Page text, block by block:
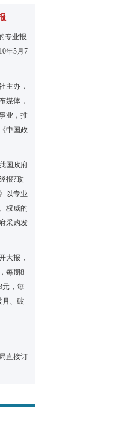
专业报
年5月7
主办，
媒体，
业，推
中国政
国政府
报?政
以专业
权威的
采购发
大报，
每期8
元，每
月、破
直接订